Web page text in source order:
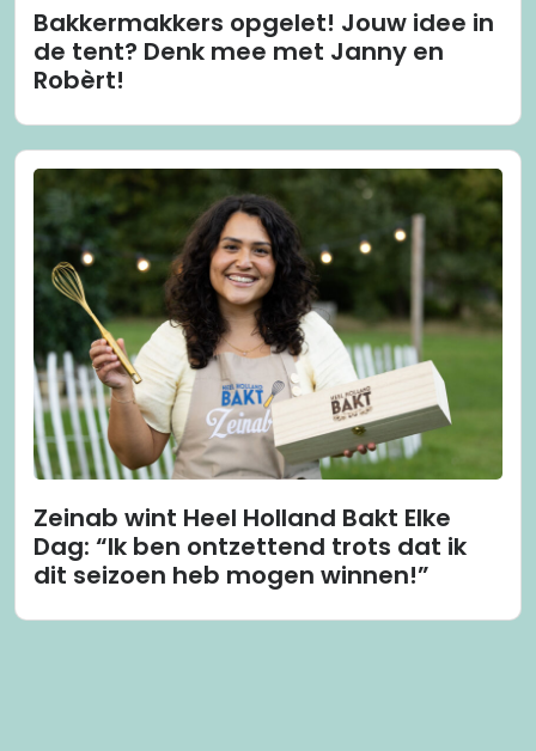
Bakkermakkers opgelet! Jouw idee in
de tent? Denk mee met Janny en
Robèrt!
Zeinab wint Heel Holland Bakt Elke
Dag: “Ik ben ontzettend trots dat ik
dit seizoen heb mogen winnen!”